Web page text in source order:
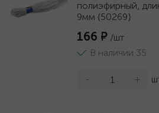
полиэфирный,
9мм {50269}
166 ₽ /шт
В наличии 35
- +